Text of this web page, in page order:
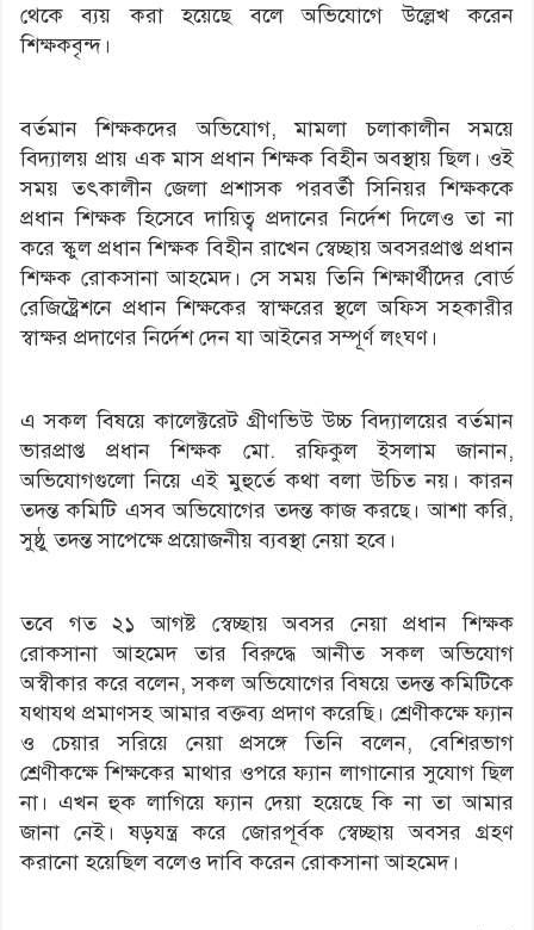
থেকে ব্যয় করা হয়েছে বলে অভিযোগে উল্লেখ করেন
শিক্ষকবৃন্দ।
বর্তমান শিক্ষকদের অভিযোগ, মামলা চলাকালীন সময়ে
বিদ্যালয় প্রায় এক মাস প্রধান শিক্ষক বিহীন অবস্থায় ছিল। ওই
সময় তৎকালীন জেলা প্রশাসক পরবর্তী সিনিয়র শিক্ষককে
প্রধান শিক্ষক হিসেবে দায়িত্ব প্রদানের নির্দেশ দিলেও তা না
করে স্কুল প্রধান শিক্ষক বিহীন রাখেন স্বেচ্ছায় অবসরপ্রাপ্ত প্রধান
শিক্ষক রোকসানা আহমেদ। সে সময় তিনি শিক্ষার্থীদের বোর্ড
রেজিষ্ট্রেশনে প্রধান শিক্ষকের স্বাক্ষরের স্থলে অফিস সহকারীর
স্বাক্ষর প্রদাণের নির্দেশ দেন যা আইনের সম্পূর্ণ লংঘণ।
এ সকল বিষয়ে কালেক্টরেট গ্রীণভিউ উচ্চ বিদ্যালয়ের বর্তমান
ভারপ্রাপ্ত প্রধান শিক্ষক মো. রফিকুল ইসলাম জানান,
অভিযোগগুলো নিয়ে এই মুহুর্তে কথা বলা উচিত নয়। কারন
তদন্ত কমিটি এসব অভিযোগের তদন্ত কাজ করছে। আশা করি,
সুষ্ঠু তদন্ত সাপেক্ষে প্রয়োজনীয় ব্যবস্থা নেয়া হবে।
তবে গত ২১ আগষ্ট স্বেচ্ছায় অবসর নেয়া প্রধান শিক্ষক
রোকসানা আহমেদ তার বিরুদ্ধে আনীত সকল অভিযোগ
অস্বীকার করে বলেন, সকল অভিযোগের বিষয়ে তদন্ত কমিটিকে
যথাযথ প্রমাণসহ আমার বক্তব্য প্রদাণ করেছি। শ্রেণীকক্ষে ফ্যান
ও চেয়ার সরিয়ে নেয়া প্রসঙ্গে তিনি বলেন, বেশিরভাগ
শ্রেণীকক্ষে শিক্ষকের মাথার ওপরে ফ্যান লাগানোর সুযোগ ছিল
না। এখন হুক লাগিয়ে ফ্যান দেয়া হয়েছে কি না তা আমার
জানা নেই। ষড়যন্ত্র করে জোরপূর্বক স্বেচ্ছায় অবসর গ্রহণ
করানো হয়েছিল বলেও দাবি করেন রোকসানা আহমেদ।